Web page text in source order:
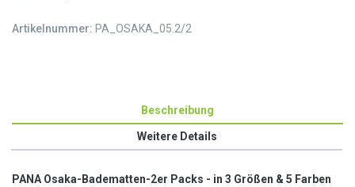
Artikelnummer: PA_OSAKA_05.2/2
Beschreibung
Weitere Details
PANA Osaka-Badematten-2er Packs - in 3 Größen & 5 Farben